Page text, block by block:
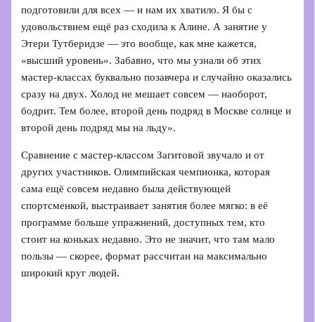
подготовили для всех — и нам их хватило. Я бы с
удовольствием ещё раз сходила к Алине. А занятие у
Этери Тутберидзе — это вообще, как мне кажется,
«высший уровень». Забавно, что мы узнали об этих
мастер-классах буквально позавчера и случайно оказались
сразу на двух. Холод не мешает совсем — наоборот,
бодрит. Тем более, второй день подряд в Москве солнце и
второй день подряд мы на льду».
Сравнение с мастер-классом Загитовой звучало и от
других участников. Олимпийская чемпионка, которая
сама ещё совсем недавно была действующей
спортсменкой, выстраивает занятия более мягко: в её
программе больше упражнений, доступных тем, кто
стоит на коньках недавно. Это не значит, что там мало
пользы — скорее, формат рассчитан на максимально
широкий круг людей.